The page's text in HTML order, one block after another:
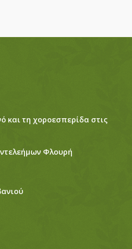
και τη χοροεσπερίδα στις
Φλουρή